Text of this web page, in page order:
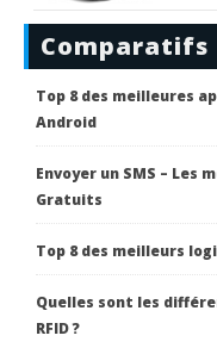
Comparatifs
Top 8 des meilleures
Android
Envoyer un SMS – Les
Gratuits
Top 8 des meilleurs
Quelles sont les
RFID ?